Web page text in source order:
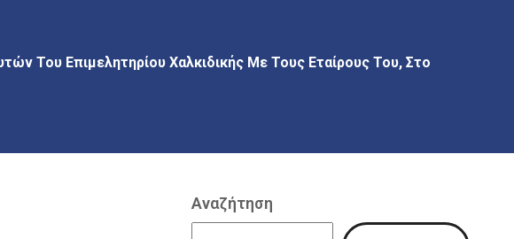
Του Επιμελητηρίου Χαλκιδικής Με Τους Εταίρους Του, Στο
Αναζήτηση